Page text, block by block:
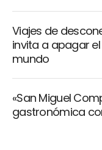
Viajes de
invita a apagar
mundo
«San Miguel
gastronómica